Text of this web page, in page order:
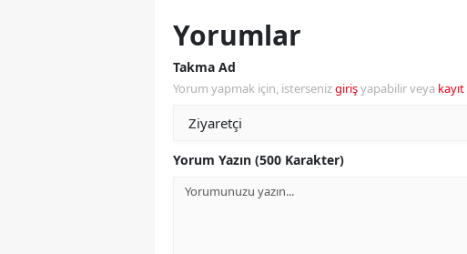
Iğdır
Yorumlar
Takma Ad
Yorum yapmak için, istersenizgirişyapabilir veya kayıt
Yorum Yazın (500 Karakter)